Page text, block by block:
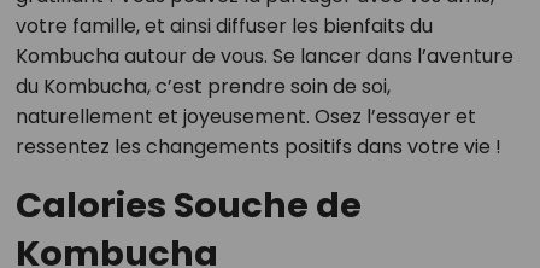
votre famille, et ainsi diffuser les bienfaits du
Kombucha autour de vous. Se lancer dans l’aventure
du Kombucha, c’est prendre soin de soi,
naturellement et joyeusement. Osez l’essayer et
ressentez les changements positifs dans votre vie !
Calories Souche de
Kombucha